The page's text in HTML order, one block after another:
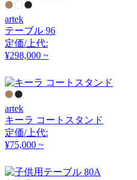
ART WORK STUDIO
アートワークスタジ
artek
artek
テーブル 96
定価/上代:
¥298,000 ~
artek
キーラ コートスタンド
定価/上代:
¥75,000 ~